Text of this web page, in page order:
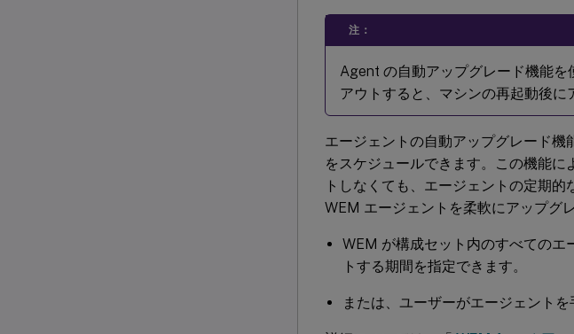
注：
Agent の自動アップグレード機能
アウトすると、マシンの再起動後に
エージェントの自動アップグレード
をスケジュールできます。この機能
トしなくても、エージェントの定期
WEM エージェントを柔軟にアップグ
WEM が構成セット内のすべてのエ
トする期間を指定できます。
または、ユーザーがエージェント